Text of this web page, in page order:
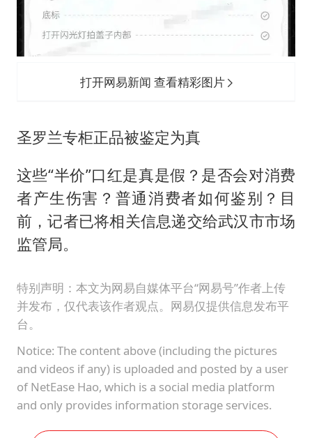
打开网易新闻 查看精彩图片
圣罗兰专柜正品被鉴定为真
这些“半价”口红是真是假？是否会对消费
者产生伤害？普通消费者如何鉴别？目
前，记者已将相关信息递交给武汉市市场
监管局。
特别声明：本文为网易自媒体平台“网易号”作者上传
并发布，仅代表该作者观点。网易仅提供信息发布平
台。
Notice: The content above (including the pictures
and videos if any) is uploaded and posted by a user
of NetEase Hao, which is a social media platform
and only provides information storage services.